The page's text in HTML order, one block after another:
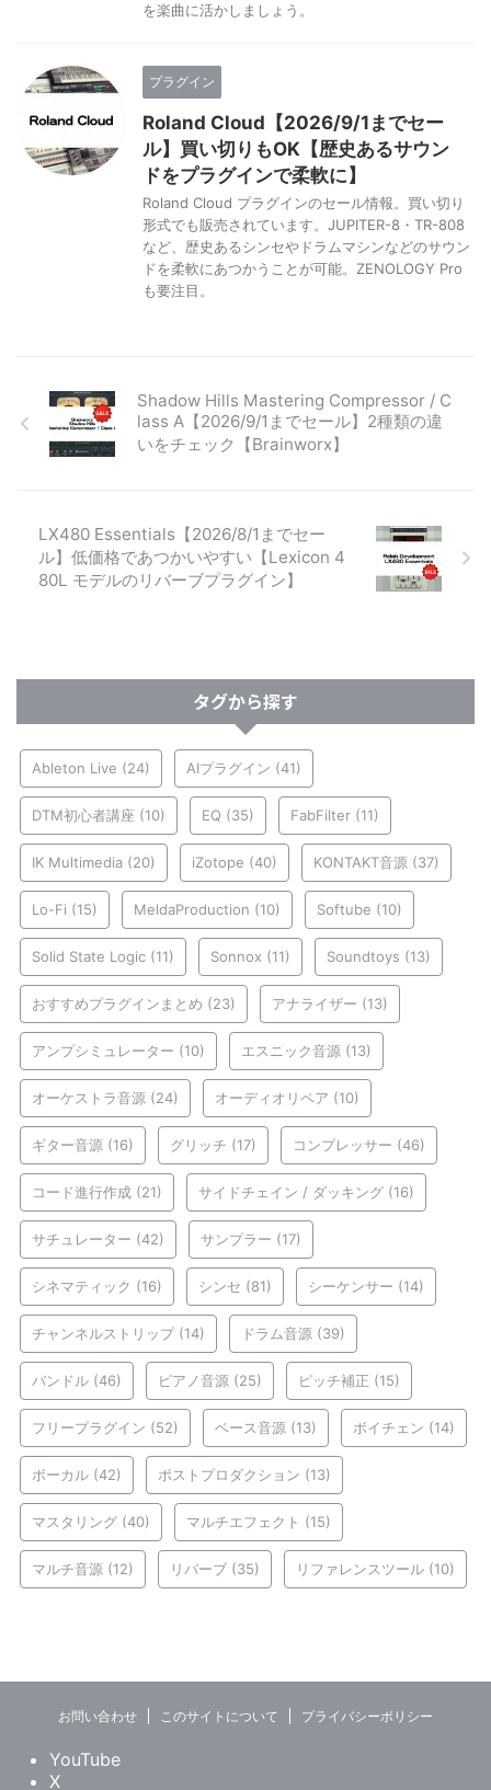
を楽曲に活かしましょう。
プラグイン
Roland Cloud【2026/9/1までセー
ル】買い切りもOK【歴史あるサウン
ドをプラグインで柔軟に】
Roland Cloud プラグインのセール情報。買い切り
形式でも販売されています。JUPITER-8・TR-808
など、歴史あるシンセやドラムマシンなどのサウン
ドを柔軟にあつかうことが可能。ZENOLOGY Pro
も要注目。
Shadow Hills Mastering Compressor / C
lass A【2026/9/1までセール】2種類の違
いをチェック【Brainworx】
LX480 Essentials【2026/8/1までセー
ル】低価格であつかいやすい【Lexicon 4
80L モデルのリバーブプラグイン】
タグから探す
Ableton Live (24) AIプラグイン (41)
DTM初心者講座 (10) EQ (35) FabFilter (11)
IK Multimedia (20) iZotope (40) KONTAKT音源 (37)
Lo-Fi (15) MeldaProduction (10) Softube (10)
Solid State Logic (11) Sonnox (11) Soundtoys (13)
おすすめプラグインまとめ (23) アナライザー (13)
アンプシミュレーター (10) エスニック音源 (13)
オーケストラ音源 (24) オーディオリペア (10)
ギター音源 (16) グリッチ (17) コンプレッサー (46)
コード進行作成 (21) サイドチェイン / ダッキング (16)
サチュレーター (42) サンプラー (17)
シネマティック (16) シンセ (81) シーケンサー (14)
チャンネルストリップ(14) ドラム音源 (39)
バンドル (46) ピアノ音源 (25) ピッチ補正 (15)
フリープラグイン (52) ベース音源 (13) ボイチェン (14)
ボーカル (42) ポストプロダクション (13)
マスタリング (40) マルチエフェクト (15)
マルチ音源 (12) リバーブ (35) リファレンスツール (10)
お問い合わせ このサイトについて プライバシーポリシー
YouTube
X